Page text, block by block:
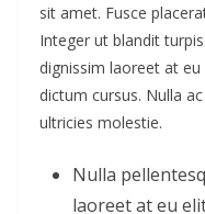
sit amet. Fusce
Integer ut blandit
dignissim laoreet at
dictum cursus. Nulla
ultricies molestie.
Nulla
laoreet at eu